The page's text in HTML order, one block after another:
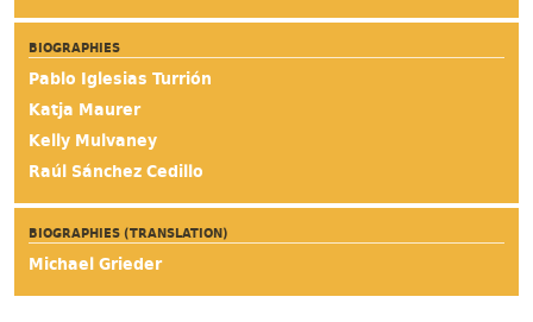
BIOGRAPHIES
Pablo Iglesias Turrión
Katja Maurer
Kelly Mulvaney
Raúl Sánchez Cedillo
BIOGRAPHIES (TRANSLATION)
Michael Grieder